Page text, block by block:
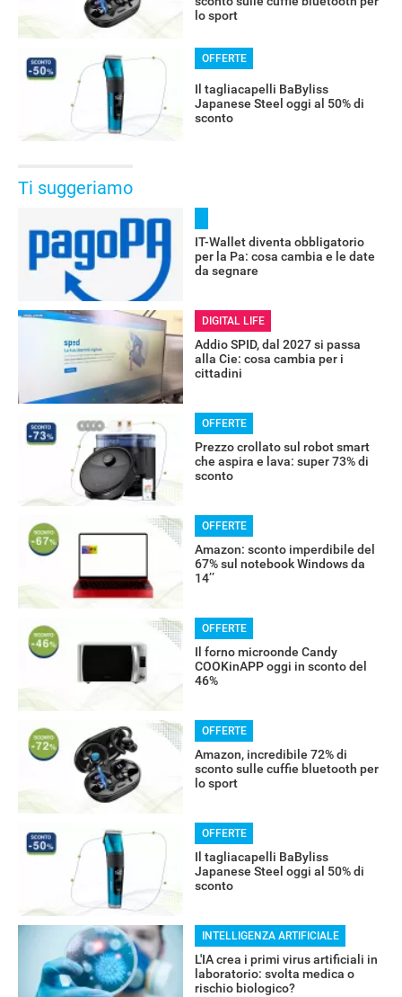
lo sport
OFFERTE
Il tagliacapelli BaByliss
Japanese Steel oggi al 50% di
sconto
Ti suggeriamo
IT-Wallet diventa obbligatorio
per la Pa: cosa cambia e le date
da segnare
DIGITAL LIFE
Addio SPID, dal 2027 si passa
alla Cie: cosa cambia per i
cittadini
OFFERTE
Prezzo crollato sul robot smart
che aspira e lava: super 73% di
sconto
OFFERTE
Amazon: sconto imperdibile del
67% sul notebook Windows da
14’’
OFFERTE
Il forno microonde Candy
COOKinAPP oggi in sconto del
46%
OFFERTE
Amazon, incredibile 72% di
sconto sulle cuffie bluetooth per
lo sport
OFFERTE
Il tagliacapelli BaByliss
Japanese Steel oggi al 50% di
sconto
INTELLIGENZA ARTIFICIALE
L'IA crea i primi virus artificiali in
laboratorio: svolta medica o
rischio biologico?